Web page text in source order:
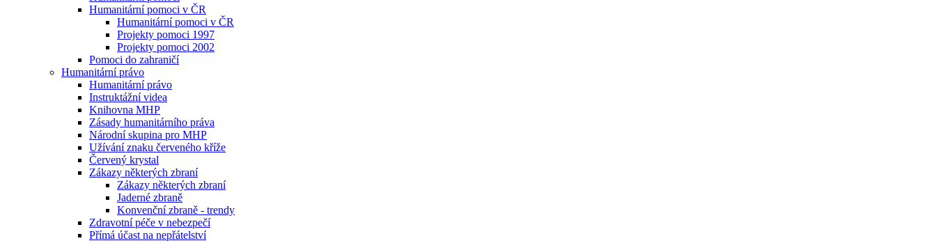
Humanitární pomoci v ČR
Humanitární pomoci v ČR
Projekty pomoci 1997
Projekty pomoci 2002
Pomoci do zahraničí
Humanitární právo
Humanitární právo
Instruktážní videa
Knihovna MHP
Zásady humanitárního práva
Národní skupina pro MHP
Užívání znaku červeného kříže
Červený krystal
Zákazy některých zbraní
Zákazy některých zbraní
Jaderné zbraně
Konvenční zbraně - trendy
Zdravotní péče v nebezpečí
Přímá účast na nepřátelství